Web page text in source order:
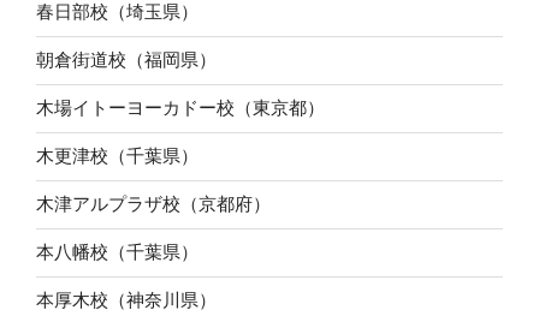
春日部校（埼玉県）
朝倉街道校（福岡県）
木場イトーヨーカドー校（東京都）
木更津校（千葉県）
木津アルプラザ校（京都府）
本八幡校（千葉県）
本厚木校（神奈川県）